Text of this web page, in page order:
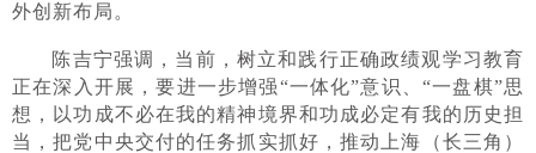
外创新布局。
陈吉宁强调，当前，树立和践行正确政绩观学习教育
正在深入开展，要进一步增强“一体化”意识、“一盘棋”思
想，以功成不必在我的精神境界和功成必定有我的历史担
当，把党中央交付的任务抓实抓好，推动上海（长三角）